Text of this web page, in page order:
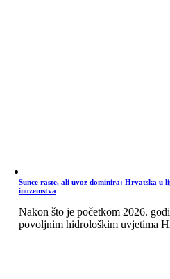
Sunce raste, ali uvoz dominira: Hrvatska u
inozemstva
Nakon što je početkom 2026.
povoljnim hidrološkim uvjetima